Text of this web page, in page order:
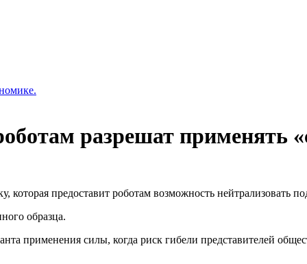
разрешат применять
предоставит роботам возможность нейтрализовать
образца.
применения силы, когда риск гибели представителей